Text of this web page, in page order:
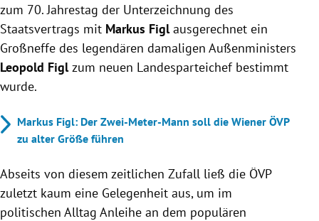
zum 70. Jahrestag der Unterzeichnung des
Staatsvertrags mit Markus Figlausgerechnet ein
Großneffe des legendären damaligen Außenministers
Leopold Figlzum neuen Landesparteichef bestimmt
wurde.
Markus Figl: Der Zwei-Meter-Mann soll die Wiener ÖVP
zu alter Größe führen
Abseits von diesem zeitlichen Zufall ließ die ÖVP
zuletzt kaum eine Gelegenheit aus, um im
politischen Alltag Anleihe an dem populären